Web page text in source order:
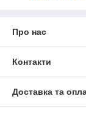
Про нас
Контакти
Доставка та